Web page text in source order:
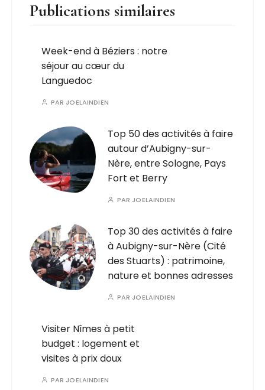
Publications similaires
Week-end à Béziers : notre
séjour au cœur du
Languedoc
PAR JOELAINDIEN
Top 50 des activités à faire
autour d’Aubigny-sur-
Nère, entre Sologne, Pays
Fort et Berry
PAR JOELAINDIEN
Top 30 des activités à faire
à Aubigny-sur-Nère (Cité
des Stuarts) : patrimoine,
nature et bonnes adresses
PAR JOELAINDIEN
Visiter Nîmes à petit
budget : logement et
visites à prix doux
PAR JOELAINDIEN